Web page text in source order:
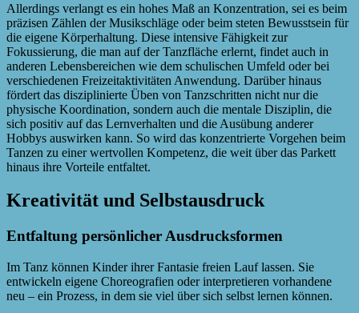
Allerdings verlangt es ein hohes Maß an Konzentration, sei es beim
präzisen Zählen der Musikschläge oder beim steten Bewusstsein für
die eigene Körperhaltung. Diese intensive Fähigkeit zur
Fokussierung, die man auf der Tanzfläche erlernt, findet auch in
anderen Lebensbereichen wie dem schulischen Umfeld oder bei
verschiedenen Freizeitaktivitäten Anwendung. Darüber hinaus
fördert das disziplinierte Üben von Tanzschritten nicht nur die
physische Koordination, sondern auch die mentale Disziplin, die
sich positiv auf das Lernverhalten und die Ausübung anderer
Hobbys auswirken kann. So wird das konzentrierte Vorgehen beim
Tanzen zu einer wertvollen Kompetenz, die weit über das Parkett
hinaus ihre Vorteile entfaltet.
Kreativität und Selbstausdruck
Entfaltung persönlicher Ausdrucksformen
Im Tanz können Kinder ihrer Fantasie freien Lauf lassen. Sie
entwickeln eigene Choreografien oder interpretieren vorhandene
neu – ein Prozess, in dem sie viel über sich selbst lernen können.